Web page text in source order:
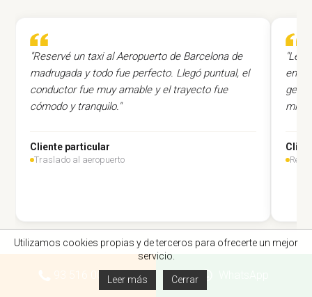
93 516 00 27
"Reservé un taxi al Aeropuerto de Barcelona de
madrugada y todo fue perfecto. Llegó puntual, el
conductor fue muy amable y el trayecto fue
cómodo y tranquilo."
Cliente particular
Traslado al aeropuerto
"Les
en
mi
Utilizamos cookies propias y de terceros para ofrecerte un mejor
servicio.
Leer más Cerrar